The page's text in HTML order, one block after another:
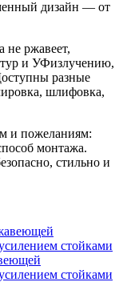
дизайн — от
не ржавеет,
и УФизлучению,
разные
шлифовка,
и пожеланиям:
монтажа.
стильно и
стойками